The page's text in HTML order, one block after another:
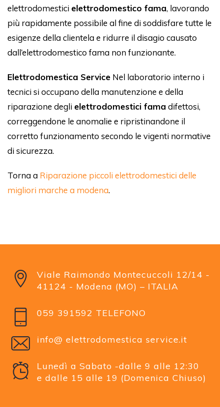
elettrodomestici elettrodomestico fama, lavorando
più rapidamente possibile al fine di soddisfare tutte le
esigenze della clientela e ridurre il disagio causato
dall’elettrodomestico fama non funzionante.
Elettrodomestica Service Nel laboratorio interno i
tecnici si occupano della manutenzione e della
riparazione degli elettrodomestici fama difettosi,
correggendone le anomalie e ripristinandone il
corretto funzionamento secondo le vigenti normative
di sicurezza.
Torna a Riparazione piccoli elettrodomestici delle
migliori marche a modena.
Viale Raimondo Montecuccoli 12/14 -
41124 - Modena (MO) – ITALIA
059 391592 TELEFONO
info@ elettrodomestica service.it
Lunedì a Sabato -dalle 9 alle 12:30
e dalle 15 alle 19 (Domenica Chiuso)